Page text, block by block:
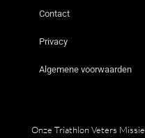
Contact
Privacy
Algemene voorwaarden
Onze Triathlon Veters Missie